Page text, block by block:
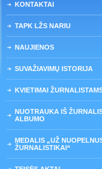
KONTAKTAI
TAPK LŽS NARIU
NAUJIENOS
SUVAŽIAVIMŲ ISTORIJA
KVIETIMAI
NUOTRAUKA IŠ
ALBUMO
MEDALIS „UŽ
ŽURNALISTIKAI“